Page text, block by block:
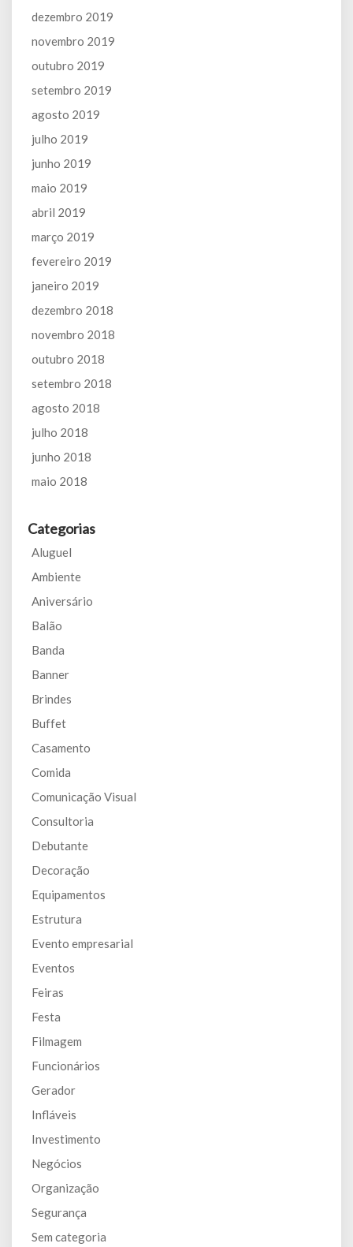
dezembro 2019
novembro 2019
outubro 2019
setembro 2019
agosto 2019
julho 2019
junho 2019
maio 2019
abril 2019
março 2019
fevereiro 2019
janeiro 2019
dezembro 2018
novembro 2018
outubro 2018
setembro 2018
agosto 2018
julho 2018
junho 2018
maio 2018
Categorias
Aluguel
Ambiente
Aniversário
Balão
Banda
Banner
Brindes
Buffet
Casamento
Comida
Comunicação Visual
Consultoria
Debutante
Decoração
Equipamentos
Estrutura
Evento empresarial
Eventos
Feiras
Festa
Filmagem
Funcionários
Gerador
Infláveis
Investimento
Negócios
Organização
Segurança
Sem categoria